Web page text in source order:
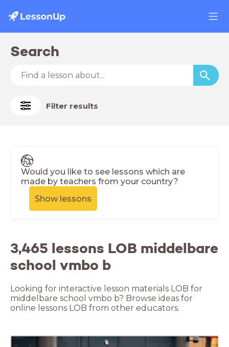
Search
Filter results
Would you like to see lessons which are
made by teachers from your country?
Show lessons
3,465 lessons LOB middelbare
school vmbo b
Looking for interactive lesson materials LOB for
middelbare school vmbo b? Browse ideas for
online lessons LOB from other educators.